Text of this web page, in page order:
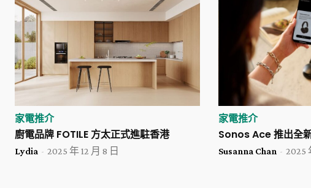
家電推介
廚電品牌 FOTILE 方太正式進駐香港
Lydia - 2025 年 12 月 8 日
家電推介
Sonos Ace 推出全
Susanna Chan - 2025